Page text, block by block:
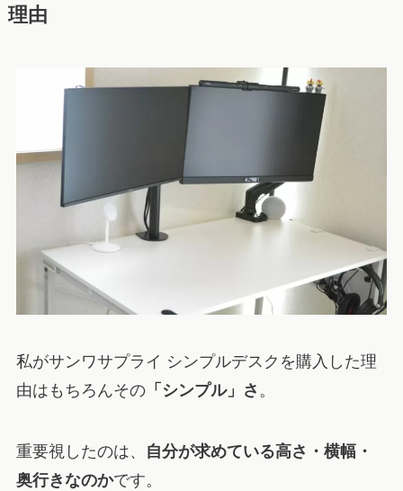
理由
私がサンワサプライ シンプルデスクを購入した理
由はもちろんその「シンプル」さ 。
重要視したのは、
自分が求めている高さ・横幅・
奥行きなのかです。